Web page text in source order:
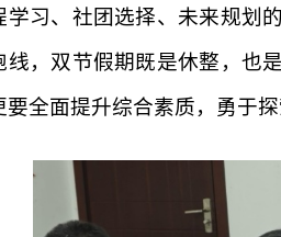
学习、社团选择、未来规划
线，双节假期既是休整，也
要全面提升综合素质，勇于